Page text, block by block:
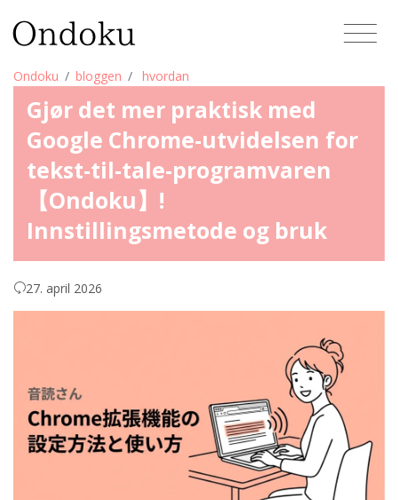
Ondoku bloggen hvordan
Gjør det mer praktisk med
Google Chrome-utvidelsen for
tekst-til-tale-programvaren
【Ondoku】!
Innstillingsmetode og bruk
27. april 2026